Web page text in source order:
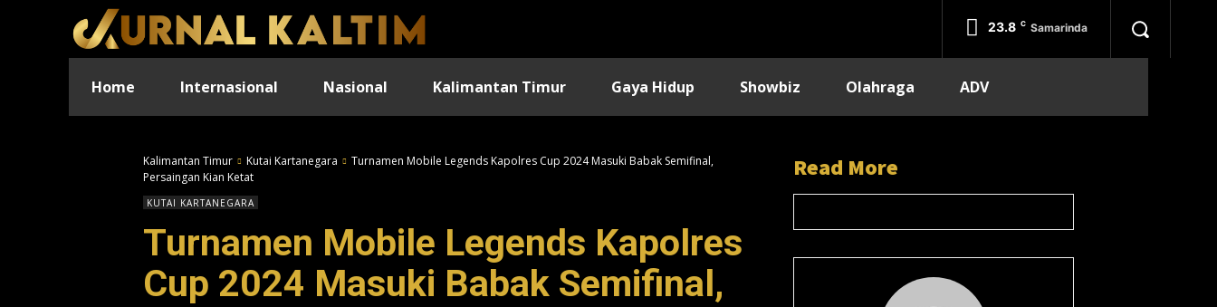
23.8 C Samarinda
Home Internasional Nasional Kalimantan Timur Gaya Hidup Showbiz Olahraga ADV
Kalimantan Timur Kutai Kartanegara
Turnamen Mobile Legends Kapolres Cup 2024 Masuki Babak Semifinal,
Persaingan Kian Ketat
KUTAI KARTANEGARA
Turnamen Mobile Legends Kapolres
Cup 2024 Masuki Babak Semifinal,
Read More